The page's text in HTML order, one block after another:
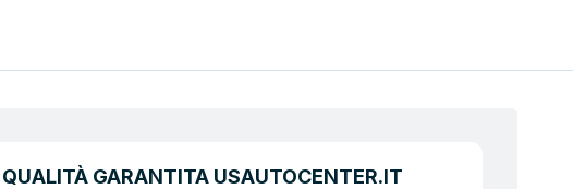
QUALITÀ GARANTITA USAUTOCENTER.IT